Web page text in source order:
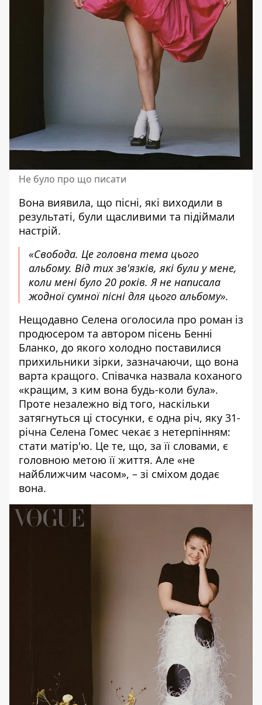
Не було про що писати
Вона виявила, що пісні, які виходили в
результаті, були щасливими та підіймали
настрій.
«Свобода. Це головна тема цього
альбому. Від тих зв'язків, які були у мене,
коли мені було 20 років. Я не написала
жодної сумної пісні для цього альбому».
Нещодавно Селена оголосила про роман із
продюсером та автором пісень Бенні
Бланко, до якого холодно поставилися
прихильники зірки, зазначаючи, що вона
варта кращого. Співачка назвала коханого
«кращим, з ким вона будь-коли була».
Проте незалежно від того, наскільки
затягнуться ці стосунки, є одна річ, яку 31-
річна Селена Гомес чекає з нетерпінням:
стати матір'ю. Це те, що, за її словами, є
головною метою її життя. Але «не
найближчим часом», – зі сміхом додає
вона.